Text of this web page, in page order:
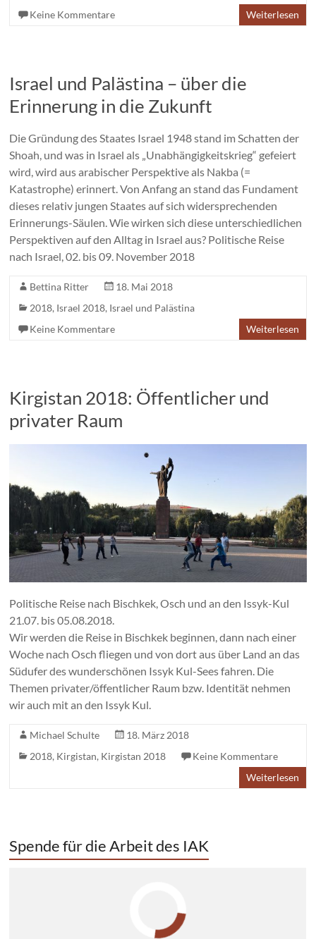
Keine Kommentare
Weiterlesen
Israel und Palästina – über die
Erinnerung in die Zukunft
Die Gründung des Staates Israel 1948 stand im Schatten der
Shoah, und was in Israel als „Unabhängigkeitskrieg“ gefeiert
wird, wird aus arabischer Perspektive als Nakba (=
Katastrophe) erinnert. Von Anfang an stand das Fundament
dieses relativ jungen Staates auf sich widersprechenden
Erinnerungs-Säulen. Wie wirken sich diese unterschiedlichen
Perspektiven auf den Alltag in Israel aus? Politische Reise
nach Israel, 02. bis 09. November 2018
Bettina Ritter
18. Mai 2018
2018, Israel 2018, Israel und Palästina
Keine Kommentare
Weiterlesen
Kirgistan 2018: Öffentlicher und
privater Raum
Politische Reise nach Bischkek, Osch und an den Issyk-Kul
21.07. bis 05.08.2018.
Wir werden die Reise in Bischkek beginnen, dann nach einer
Woche nach Osch fliegen und von dort aus über Land an das
Südufer des wunderschönen Issyk Kul-Sees fahren. Die
Themen privater/öffentlicher Raum bzw. Identität nehmen
wir auch mit an den Issyk Kul.
Michael Schulte
18. März 2018
2018, Kirgistan, Kirgistan 2018
Keine Kommentare
Weiterlesen
Spende für die Arbeit des IAK